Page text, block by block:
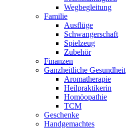
Wegbegleitung
Familie
Ausflüge
Schwangerschaft
Spielzeug
Zubehör
Finanzen
Ganzheitliche Gesundheit
Aromatherapie
Heilpraktikerin
Homöopathie
TCM
Geschenke
Handgemachtes